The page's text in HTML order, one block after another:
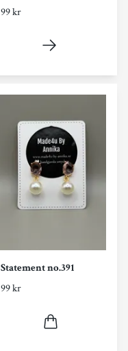
99 kr
Statement no.391
99 kr